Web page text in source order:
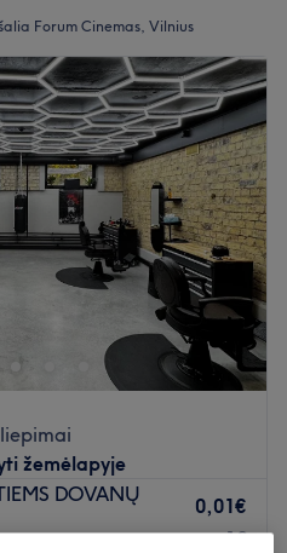
Forum Cinemas, Vilnius
žemėlapyje
DOVANŲ
0,01€
1€